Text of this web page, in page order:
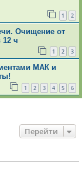
1 2
Очищение от
12 ч
1 2 3
МАК и
1 2 3 4 5 6
Перейти